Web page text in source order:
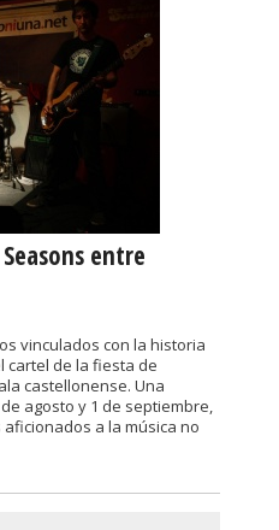
entre
vinculados con la historia
cartel de la fiesta de
castellonense. Una
agosto y 1 de septiembre,
a la música no